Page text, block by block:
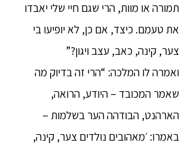
תמורה או מוות, הרי שגם חיי שלי יאבדו
את טעמם. כיצד, אם כן, לא יופיעו בי
צער, קינה, כאב, עצב ויגון?”
ואמרה לו המלכה: “הרי זה בדיוק מה
שאמר המכובד – היודע, הרואה,
הארהנט, הבודהה הער בשלמות –
באמרו: ׳מאהובים נולדים צער, קינה,